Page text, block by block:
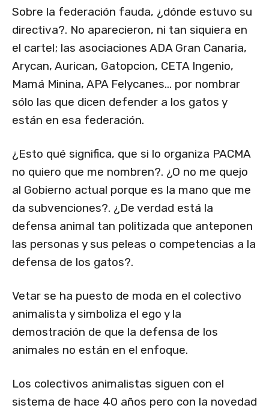
Sobre la federación fauda, ¿dónde estuvo su
directiva?. No aparecieron, ni tan siquiera en
el cartel; las asociaciones ADA Gran Canaria,
Arycan, Aurican, Gatopcion, CETA Ingenio,
Mamá Minina, APA Felycanes… por nombrar
sólo las que dicen defender a los gatos y
están en esa federación.
¿Esto qué significa, que si lo organiza PACMA
no quiero que me nombren?. ¿O no me quejo
al Gobierno actual porque es la mano que me
da subvenciones?. ¿De verdad está la
defensa animal tan politizada que anteponen
las personas y sus peleas o competencias a la
defensa de los gatos?.
Vetar se ha puesto de moda en el colectivo
animalista y simboliza el ego y la
demostración de que la defensa de los
animales no están en el enfoque.
Los colectivos animalistas siguen con el
sistema de hace 40 años pero con la novedad